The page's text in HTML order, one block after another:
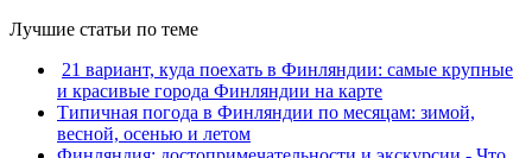
Лучшие статьи по теме
21 вариант, куда поехать в Финляндии: самые крупные
и красивые города Финляндии на карте
Типичная погода в Финляндии по месяцам: зимой,
весной, осенью и летом